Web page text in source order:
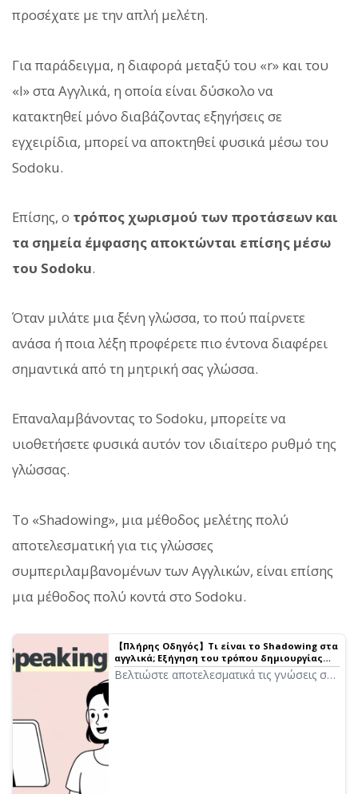
προσέχατε με την απλή μελέτη.
Για παράδειγμα, η διαφορά μεταξύ του «r» και του
«l» στα Αγγλικά, η οποία είναι δύσκολο να
κατακτηθεί μόνο διαβάζοντας εξηγήσεις σε
εγχειρίδια, μπορεί να αποκτηθεί φυσικά μέσω του
Sodoku.
Επίσης, ο τρόπος χωρισμού των προτάσεων και
τα σημεία έμφασης αποκτώνται επίσης μέσω
του Sodoku.
Όταν μιλάτε μια ξένη γλώσσα, το πού παίρνετε
ανάσα ή ποια λέξη προφέρετε πιο έντονα διαφέρει
σημαντικά από τη μητρική σας γλώσσα.
Επαναλαμβάνοντας το Sodoku, μπορείτε να
υιοθετήσετε φυσικά αυτόν τον ιδιαίτερο ρυθμό της
γλώσσας.
Το «Shadowing», μια μέθοδος μελέτης πολύ
αποτελεσματική για τις γλώσσες
συμπεριλαμβανομένων των Αγγλικών, είναι επίσης
μια μέθοδος πολύ κοντά στο Sodoku.
【Πλήρης Οδηγός】Τι είναι το Shadowing στα
αγγλικά; Εξήγηση του τρόπου δημιουργίας
δωρεάν υλικού!｜Λογισμικό ανάγνωσης
κειμένου Ondoku
Βελτιώστε αποτελεσματικά τις γνώσεις σας